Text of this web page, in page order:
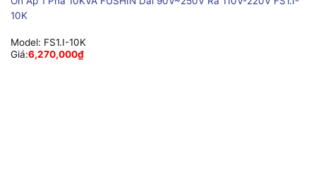
10K
Model: FS1.I-10K
Giá:6,270,000₫